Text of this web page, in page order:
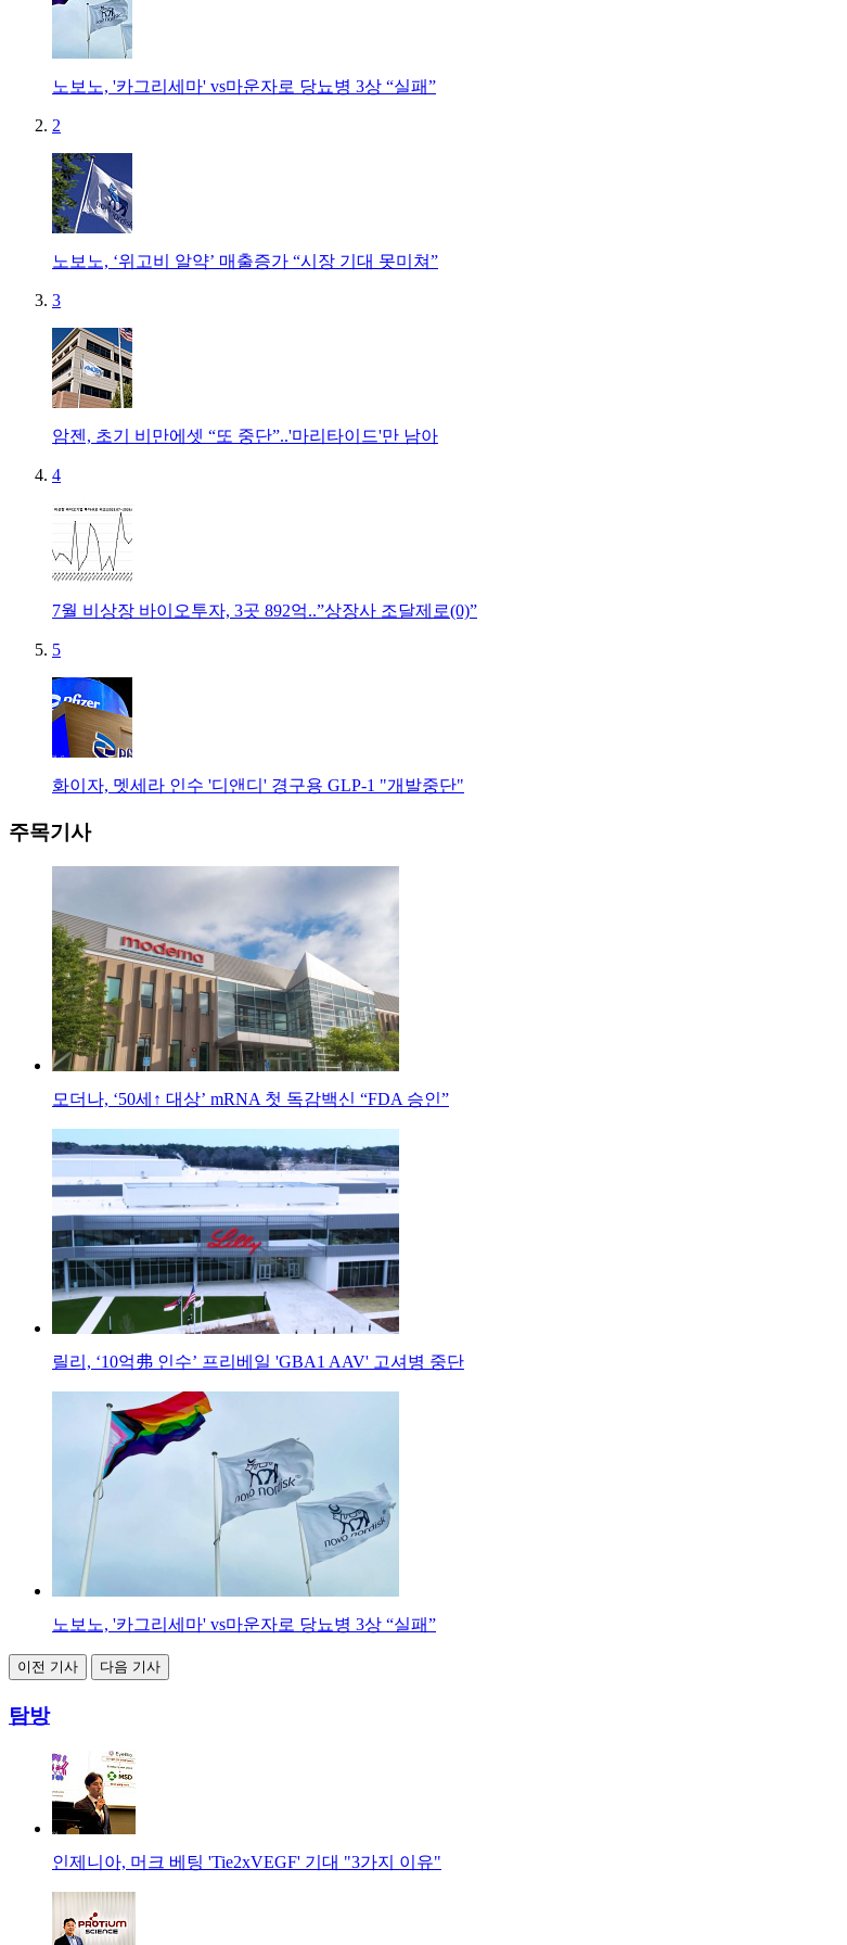
노보노, '카그리세마' vs마운자로 당뇨병 3상 “실패”
2
노보노, ‘위고비 알약’ 매출증가 “시장 기대 못미쳐”
3
암젠, 초기 비만에셋 “또 중단”..'마리타이드'만 남아
4
7월 비상장 바이오투자, 3곳 892억..”상장사 조달제로(0)”
5
화이자, 멧세라 인수 '디앤디' 경구용 GLP-1 "개발중단"
주목기사
모더나, ‘50세↑ 대상’ mRNA 첫 독감백신 “FDA 승인”
릴리, ‘10억弗 인수’ 프리베일 'GBA1 AAV' 고셔병 중단
노보노, '카그리세마' vs마운자로 당뇨병 3상 “실패”
이전 기사 다음 기사
탐방
인제니아, 머크 베팅 'Tie2xVEGF' 기대 "3가지 이유"